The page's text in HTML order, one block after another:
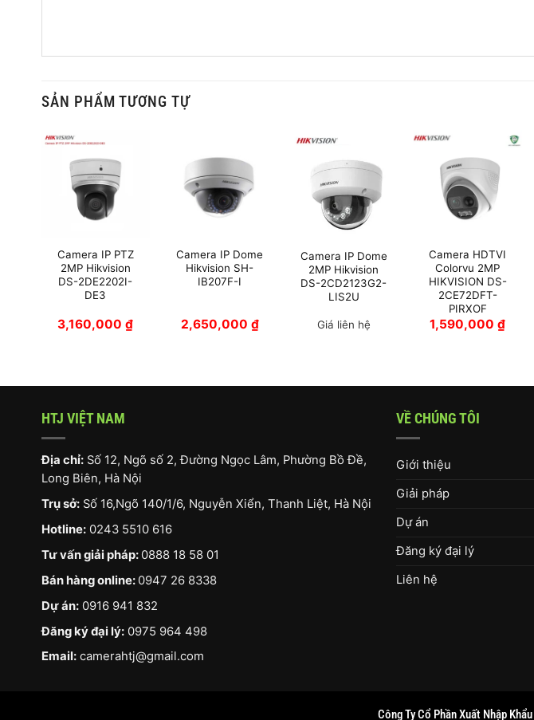
SẢN PHẨM TƯƠNG TỰ
Camera IP PTZ
2MP Hikvision
DS-2DE2202I-
DE3
3,160,000₫
Camera IP Dome
Hikvision SH-
IB207F-I
2,650,000 ₫
Camera IP Dome
2MP Hikvision
DS-2CD2123G2-
LIS2U
Giá liên hệ
Camera HDTVI
Colorvu 2MP
HIKVISION DS-
2CE72DFT-
PIRXOF
1,590,000₫
HTJ VIỆT NAM
Địa chỉ: Số 12, Ngõ số 2, Đường Ngọc Lâm, Phường Bồ Đề,
Long Biên, Hà Nội
Trụ sở: Số 16,Ngõ 140/1/6, Nguyễn Xiển, Thanh Liệt, Hà Nội
Hotline: 0243 5510 616
Tư vấn giải pháp: 0888 18 58 01
Bán hàng online: 0947 26 8338
Dự án: 0916 941 832
Đăng ký đại lý: 0975 964 498
Email: camerahtj@gmail.com
VỀ CHÚNG TÔI
Giới thiệu
Giải pháp
Dự án
Đăng ký đại lý
Liên hệ
Công Ty Cổ Phần Xuất Nhập